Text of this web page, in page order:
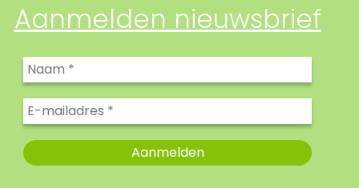
Aanmelden nieuwsbrief